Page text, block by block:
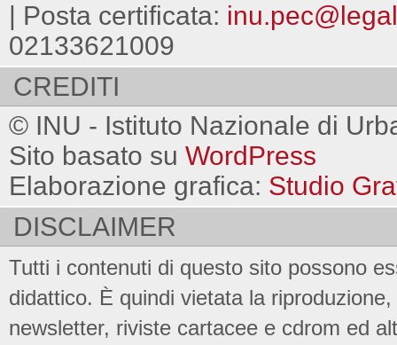
| Posta certificata:
02133621009
CREDITI
© INU - Istituto Nazionale di
Sito basato su WordPress
Elaborazione grafica: Studio
DISCLAIMER
Tutti i contenuti di questo sito possono
didattico. È quindi vietata la
newsletter, riviste cartacee e cdrom ed